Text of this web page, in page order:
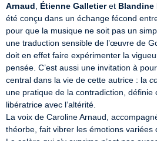
Arnaud
Étienne Galletier et Blandine
été conçu dans un échange fécond
pour que la musique ne soit pas un
une traduction sensible de l’œuvre de
doit en effet faire expérimenter la
pensée. C’est aussi une invitation à
central dans la vie de cette autrice : la
une pratique de la contradiction, définie
libératrice avec l’altérité.
La voix de Caroline Arnaud,
théorbe, fait vibrer les émotions variées